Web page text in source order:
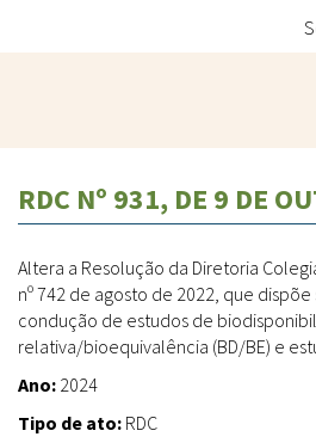
Conteúdos
Ambientais
Sanitárias
Políticas
Todos
Controle de Qualidade
Laboratórios Reblados
Metodologias
Espécies
Farmácias Vivas
Doenças & Plantas Medicinais
Conceitos
Biblioteca Virtual
RDC Nº 931, DE 9 DE
Altera a Resolução da Diretoria
nº 742 de agosto de 2022, que
condução de estudos de
relativa/bioequivalência (BD/BE) e
Ano: 2024
Tipo de ato: RDC